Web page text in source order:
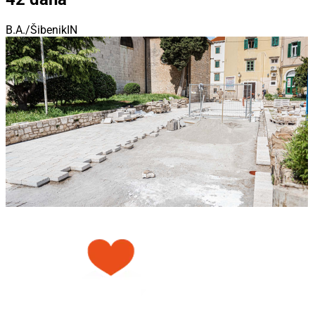
B.A./ŠibenikIN